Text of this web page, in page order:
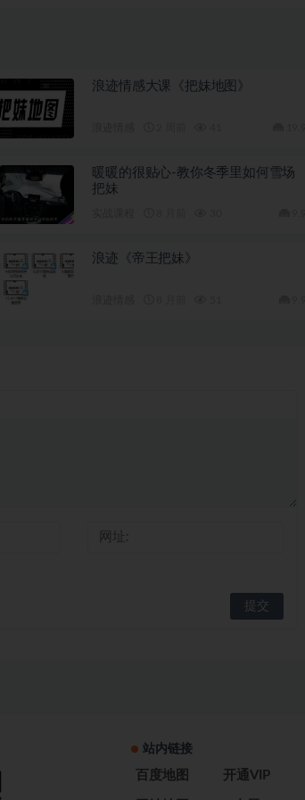
浪迹情感大课《把妹地图》
暖暖的很贴心-教你冬季里如何雪场
把妹
浪迹《帝王把妹》
站内链接
百度地图 开通VIP